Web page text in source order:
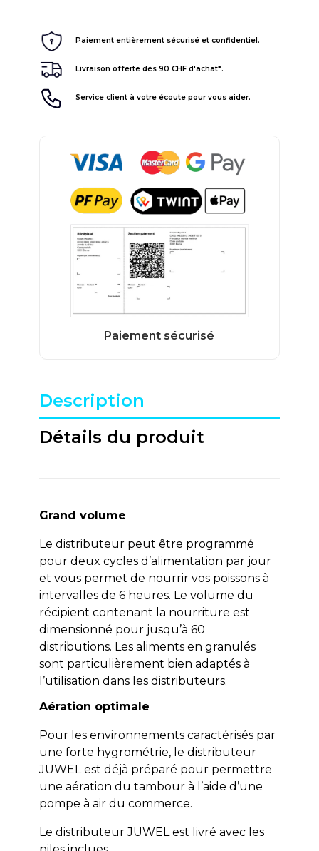
Paiement entièrement sécurisé et confidentiel.
Livraison offerte dès 90 CHF d'achat*.
Service client à votre écoute pour vous aider.
Description
Détails du produit
Grand volume
Le distributeur peut être programmé
pour deux cycles d’alimentation par jour
et vous permet de nourrir vos poissons à
intervalles de 6 heures. Le volume du
récipient contenant la nourriture est
dimensionné pour jusqu’à 60
distributions. Les aliments en granulés
sont particulièrement bien adaptés à
l’utilisation dans les distributeurs.
Aération optimale
Pour les environnements caractérisés par
une forte hygrométrie, le distributeur
JUWEL est déjà préparé pour permettre
une aération du tambour à l’aide d’une
pompe à air du commerce.
Le distributeur JUWEL est livré avec les